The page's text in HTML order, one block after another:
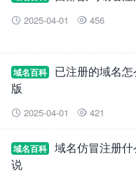
 2025-04-01  456
域名百科
已注册的域名
版
 2025-04-01  421
域名百科
域名仿冒注册
说